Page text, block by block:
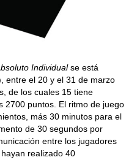
Individualse está
entre el 20 y el 31 de marzo
de los cuales 15 tiene
2700 puntos. El ritmo de juego
más 30 minutos para el
de 30 segundos por
entre los jugadores
realizado 40